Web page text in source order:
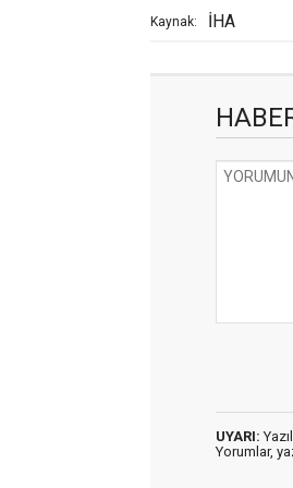
Kaynak: İHA
UYARI:
Yorumlar,